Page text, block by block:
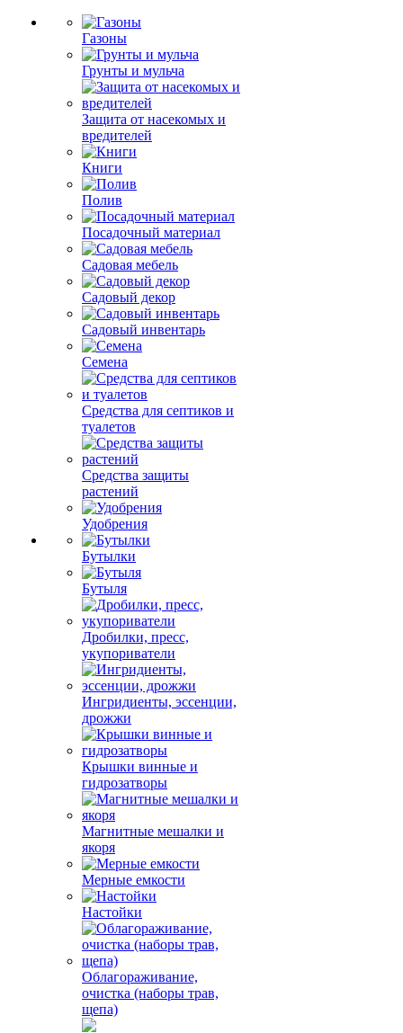
Газоны
Грунты и мульча
Защита от насекомых и
вредителей
Книги
Полив
Посадочный материал
Садовая мебель
Садовый декор
Садовый инвентарь
Семена
Средства для септиков и
туалетов
Средства защиты
растений
Удобрения
Бутылки
Бутыля
Дробилки, пресс,
укупориватели
Ингридиенты, эссенции,
дрожжи
Крышки винные и
гидрозатворы
Магнитные мешалки и
якоря
Мерные емкости
Настойки
Облагораживание,
очистка (наборы трав,
щепа)